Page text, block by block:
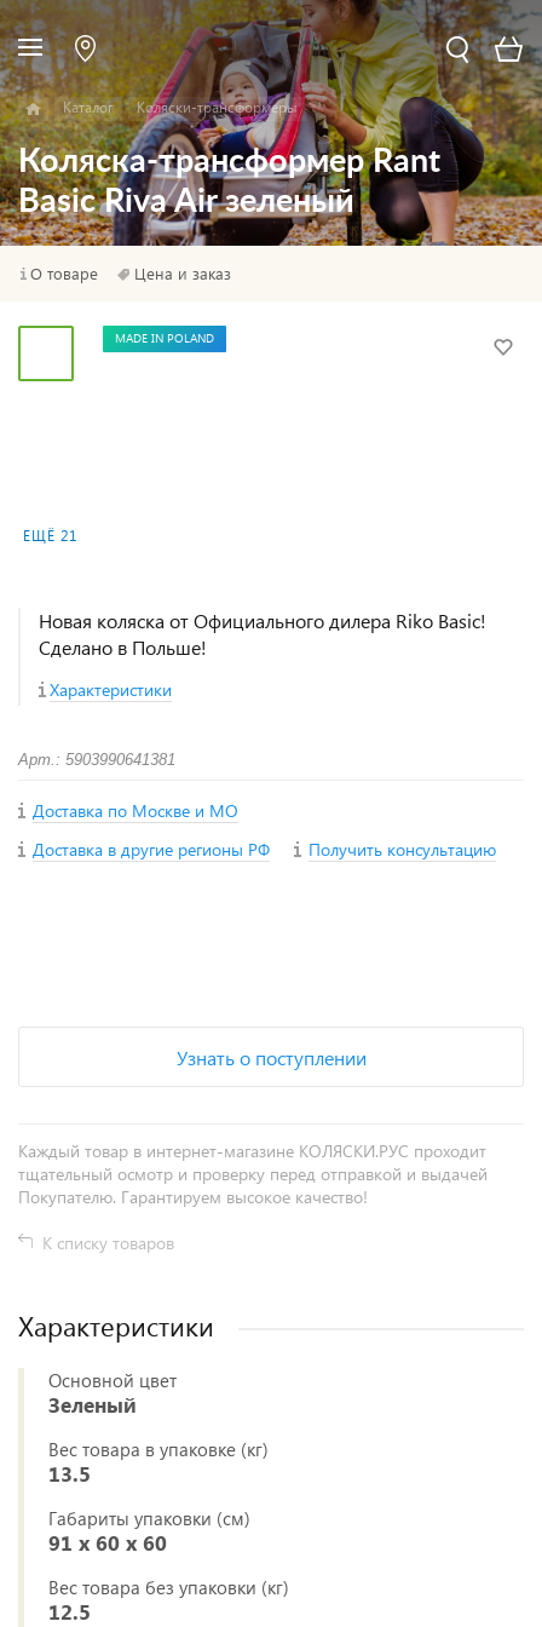
Каталог Коляски-трансформеры
Коляска-трансформер Rant
Basic Riva Air зеленый
О товаре Цена и заказ
ЕЩЁ 21
MADE IN POLAND
Новая коляска от Официального дилера Riko Basic!
Сделано в Польше!
Характеристики
Арт.: 5903990641381
Доставка по Москве и МО
Доставка в другие регионы РФ
Получить консультацию
Узнать о поступлении
Каждый товар в интернет-магазине КОЛЯСКИ.РУС проходит
тщательный осмотр и проверку перед отправкой и выдачей
Покупателю. Гарантируем высокое качество!
К списку товаров
Характеристики
Основной цвет
Зеленый
Вес товара в упаковке (кг)
13.5
Габариты упаковки (см)
91 x 60 x 60
Вес товара без упаковки (кг)
12.5